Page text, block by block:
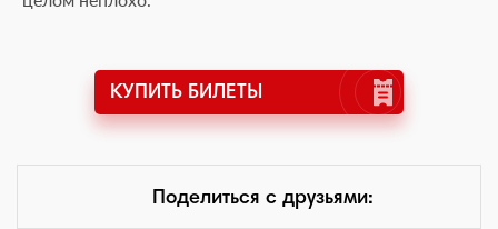
КУПИТЬ БИЛЕТЫ
Поделиться с друзьями: